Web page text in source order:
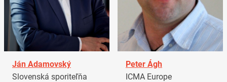
Ján Adamovský
Slovenská sporiteľňa
Peter Ágh
ICMA Europe